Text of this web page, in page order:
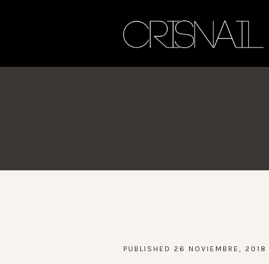
PUBLISHED 26 NOVIEMBRE, 2018